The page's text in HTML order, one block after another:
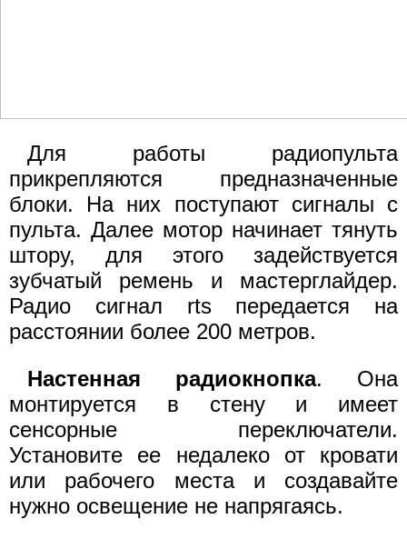
Для работы радиопульта
прикрепляются предназначенные
блоки. На них поступают сигналы с
пульта. Далее мотор начинает тянуть
штору, для этого задействуется
зубчатый ремень и мастерглайдер.
Радио сигнал rts передается на
расстоянии более 200 метров.
Настенная радиокнопка. Она
монтируется в стену и имеет
сенсорные переключатели.
Установите ее недалеко от кровати
или рабочего места и создавайте
нужно освещение не напрягаясь.